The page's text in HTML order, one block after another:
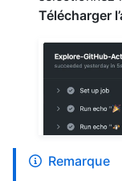
Télécharger
Remarque